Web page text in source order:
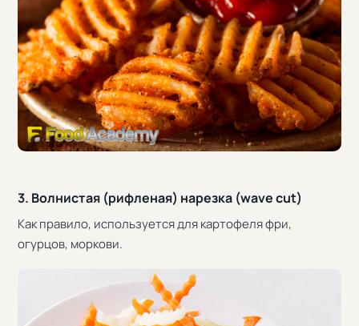
3. Волнистая (рифленая) нарезка (wave cut)
Как правило, используется для картофеля фри,
огурцов, моркови.